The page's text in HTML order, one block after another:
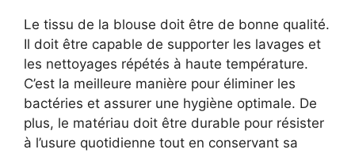
Le tissu de la blouse doit être de bonne qualité.
Il doit être capable de supporter les lavages et
les nettoyages répétés à haute température.
C’est la meilleure manière pour éliminer les
bactéries et assurer une hygiène optimale. De
plus, le matériau doit être durable pour résister
à l’usure quotidienne tout en conservant sa